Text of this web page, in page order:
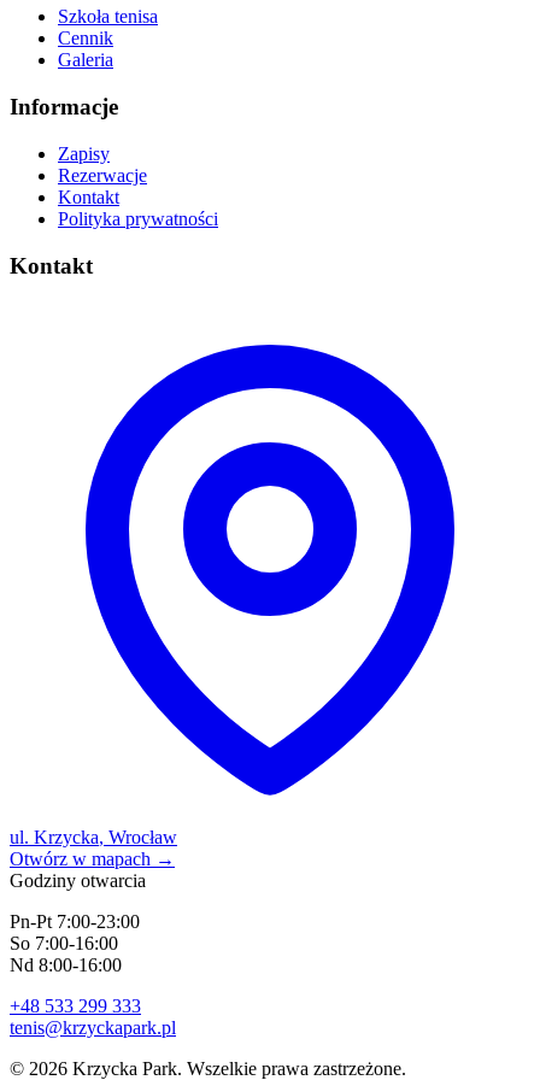
Szkoła tenisa
Cennik
Galeria
Informacje
Zapisy
Rezerwacje
Kontakt
Polityka prywatności
Kontakt
ul. Krzycka, Wrocław
Otwórz w mapach →
Godziny otwarcia
Pn-Pt 7:00-23:00
So 7:00-16:00
Nd 8:00-16:00
+48 533 299 333
tenis@krzyckapark.pl
© 2026 Krzycka Park. Wszelkie prawa zastrzeżone.